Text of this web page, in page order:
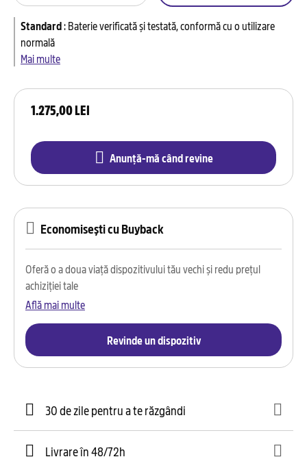
1.275,00 LEI
Anunță-mă când revine
Standard:Baterie verificată și testată, conformă cu o utilizare
normală
Mai multe
Economisești cu Buyback
Oferă o a doua viață dispozitivului tău vechi și redu prețul
achiziției tale
Află mai multe
Revinde un dispozitiv
30 de zile pentru a te răzgândi
Livrare în 48/72h